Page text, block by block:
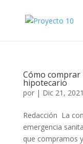
Cómo comprar
hipotecario
por | Dic 21, 2021
Redacción La
emergencia
que compramos